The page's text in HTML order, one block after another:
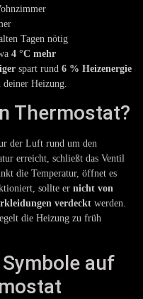
Tagen nötig
4 °C mehr
spart rund 6 % Heizenergie
Heizung.
Thermostat?
der Luft rund um den
erreicht, schließt das Ventil
die Temperatur, öffnet es
sollte er nicht von
verdeckt werden.
die Heizung zu früh
auf